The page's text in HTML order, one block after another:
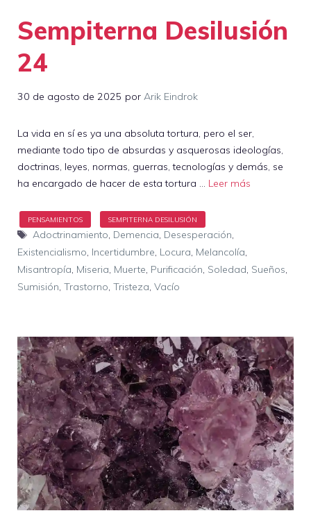
Sempiterna Desilusión
24
30 de agosto de 2025 por Arik Eindrok
La vida en sí es ya una absoluta tortura, pero el ser,
mediante todo tipo de absurdas y asquerosas ideologías,
doctrinas, leyes, normas, guerras, tecnologías y demás, se
ha encargado de hacer de esta tortura … Leer más
Etiquetas
Adoctrinamiento, Demencia, Desesperación,
Existencialismo, Incertidumbre, Locura, Melancolía,
Misantropía, Miseria, Muerte, Purificación, Soledad, Sueños,
Sumisión, Trastorno, Tristeza, Vacío